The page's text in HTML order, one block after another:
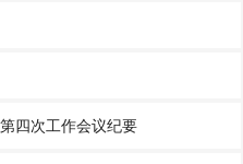
四次工作会议纪要